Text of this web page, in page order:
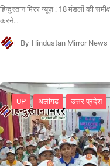
हिन्दुस्तान मिरर न्यूज़ : 18 मंडलों की
करने…
By Hindustan Mirror News
UP अलीगढ उत्तर प्रदेश